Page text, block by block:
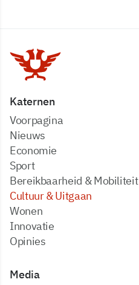
Katernen
Voorpagina
Nieuws
Economie
Sport
Bereikbaarheid & Mobiliteit
Cultuur & Uitgaan
Wonen
Innovatie
Opinies
Media